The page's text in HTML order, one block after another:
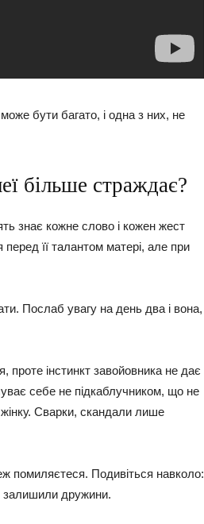
бути багато, і одна з них, не
більше страждає?
знає кожне слово і кожен жест
перед її талантом матері, але при
Послаб увагу на день два і вона,
проте інстинкт завойовника не дає
себе не підкаблучником, що не
Сварки, скандали лише
помиляєтеся. Подивіться навколо:
залишили дружини.